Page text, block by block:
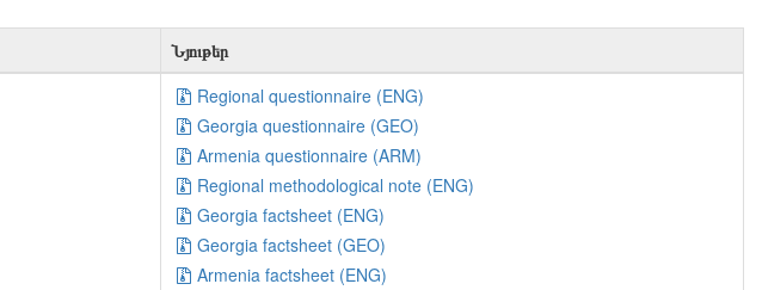
Նյութեր
Regional questionnaire (ENG)
Georgia questionnaire (GEO)
Armenia questionnaire (ARM)
Regional methodological note (ENG)
Georgia factsheet (ENG)
Georgia factsheet (GEO)
Armenia factsheet (ENG)